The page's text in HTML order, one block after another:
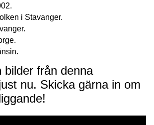
i Stavanger.
bilder från denna
nu. Skicka gärna in om